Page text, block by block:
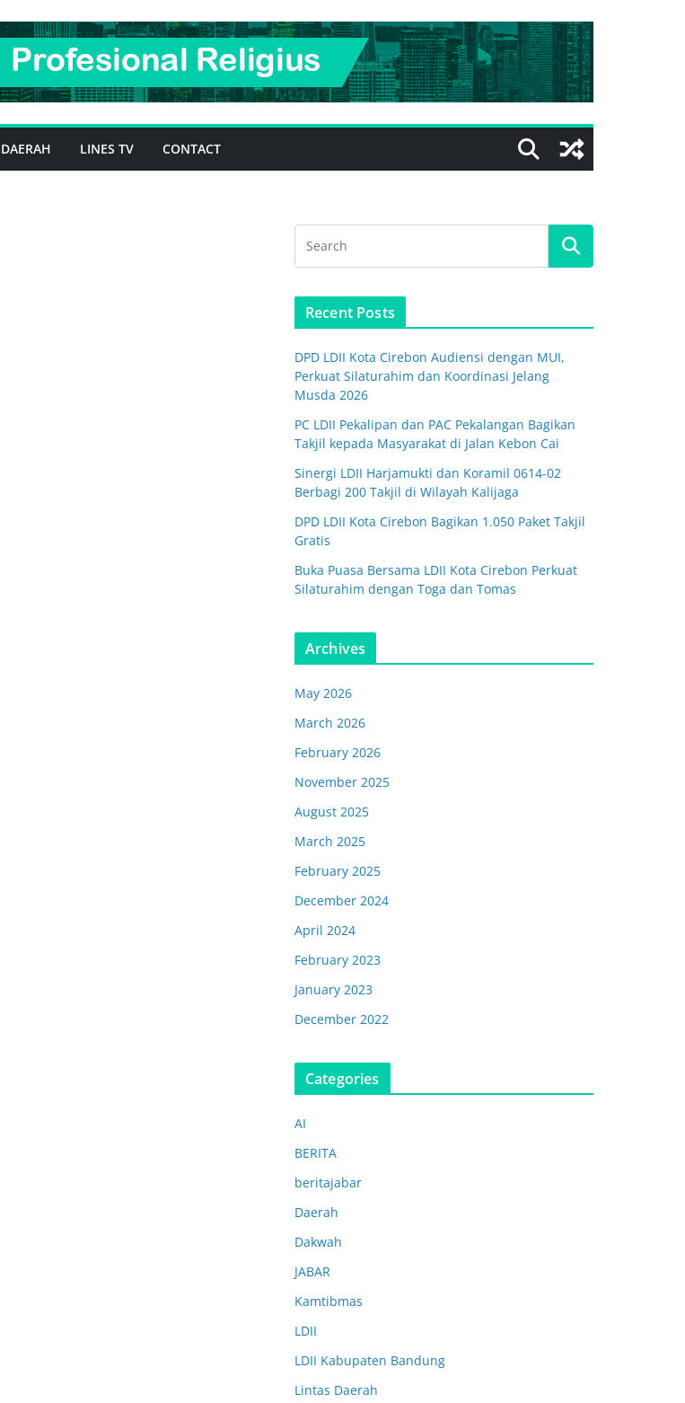
DAERAH LINES TV CONTACT
Recent Posts
DPD LDII Kota Cirebon Audiensi dengan MUI,
Perkuat Silaturahim dan Koordinasi Jelang
Musda 2026
PC LDII Pekalipan dan PAC Pekalangan Bagikan
Takjil kepada Masyarakat di Jalan Kebon Cai
Sinergi LDII Harjamukti dan Koramil 0614-02
Berbagi 200 Takjil di Wilayah Kalijaga
DPD LDII Kota Cirebon Bagikan 1.050 Paket Takjil
Gratis
Buka Puasa Bersama LDII Kota Cirebon Perkuat
Silaturahim dengan Toga dan Tomas
Archives
May 2026
March 2026
February 2026
November 2025
August 2025
March 2025
February 2025
December 2024
April 2024
February 2023
January 2023
December 2022
Categories
AI
BERITA
beritajabar
Daerah
Dakwah
JABAR
Kamtibmas
LDII
LDII Kabupaten Bandung
Lintas Daerah